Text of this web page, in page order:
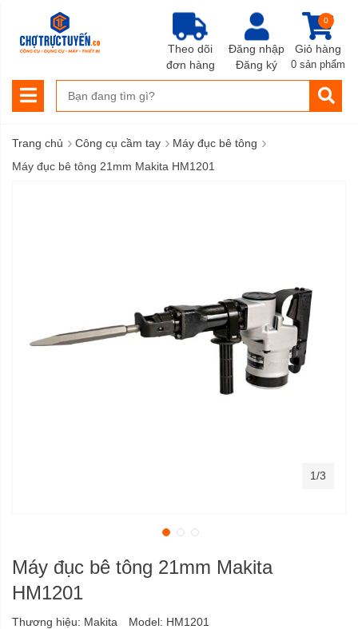
Đăng nhập
Đăng ký
Giỏ hàng
0
0 sản phẩm
Theo dõi
đơn hàng
Trang chủ › Công cụ cầm tay › Máy đục bê tông ›
Máy đục bê tông 21mm Makita HM1201
Máy đục bê tông 21mm Makita
HM1201
Thương hiệu: Makita Model: HM1201
1/3